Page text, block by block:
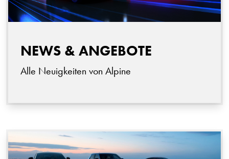
NEWS & ANGEBOTE
Alle Neuigkeiten von Alpine